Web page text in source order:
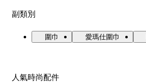
副類別
圍巾 愛瑪仕圍巾
人氣時尚配件